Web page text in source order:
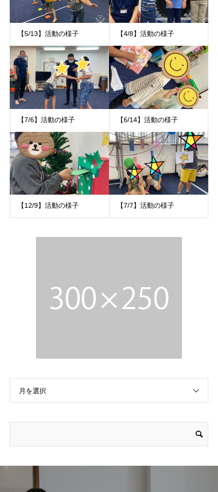
【5/13】活動の様子 【4/8】活動の様子
【7/6】活動の様子 【6/14】活動の様子
【12/9】活動の様子 【7/7】活動の様子
月を選択